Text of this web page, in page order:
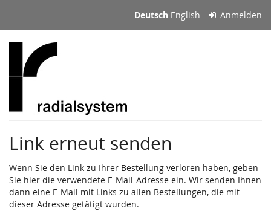
springen
Deutsch English Anmelden
Link erneut senden
Wenn Sie den Link zu Ihrer Bestellung verloren haben, geben
Sie hier die verwendete E-Mail-Adresse ein. Wir senden Ihnen
dann eine E-Mail mit Links zu allen Bestellungen, die mit
dieser Adresse getätigt wurden.